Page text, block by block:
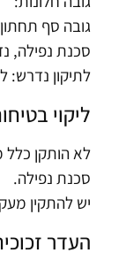
סכנת נפילה,
לתיקון נדרש: להוסיף
ליקוי
סכנת נפילה.
יש להתקין מעקה (20 מ"א * 600 ש"ח / מ"א =
העדר